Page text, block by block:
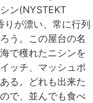
ン(NYSTEKT
りが漂い、常に行列
う。この屋台の名
で穫れたニシンを
ッチ、マッシュポ
る。どれも出来た
で、並んでも食べ